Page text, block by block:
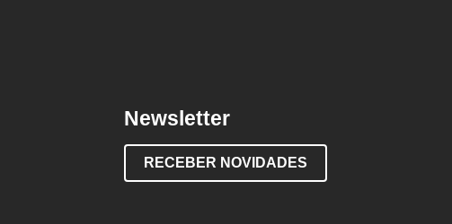
Newsletter
RECEBER NOVIDADES